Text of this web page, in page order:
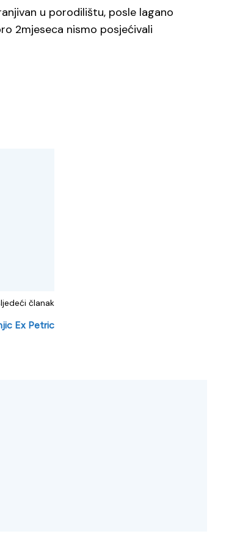
u porodilištu, posle lagano
2mjeseca nismo posjećivali
članak
Ex Petric